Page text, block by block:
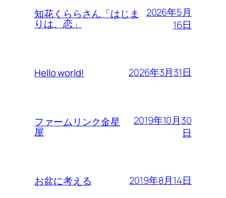
知花くららさん「はじま
りは、恋」
2026年5月
16日
Hello world! 2026年3月31日
ファームリンク金星
屋
2019年10月30
日
お盆に考える 2019年8月14日